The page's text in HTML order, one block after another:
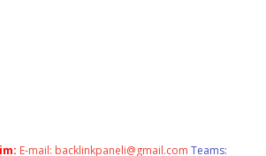
E-mail: backlinkpaneli@gmail.com Teams: